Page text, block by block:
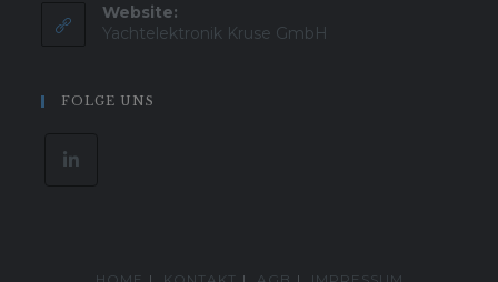
Website:
Yachtelektronik Kruse GmbH
FOLGE UNS